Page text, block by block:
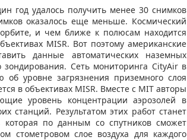
год удалось получить менее 30 снимков
оказалось еще меньше. Космический
и чем ближе к полюсам находится
MISR. Вот поэтому американские
данные автоматических наземных
Сеть мониторинга CityAir в
уровне загрязнения приземного слоя
в объективах MISR. Вместе с MIT авторы
уровень концентрации аэрозолей в
станций. Результатом этих работ станет
по данным со спутников сможет
стометровом слое воздуха для каждого